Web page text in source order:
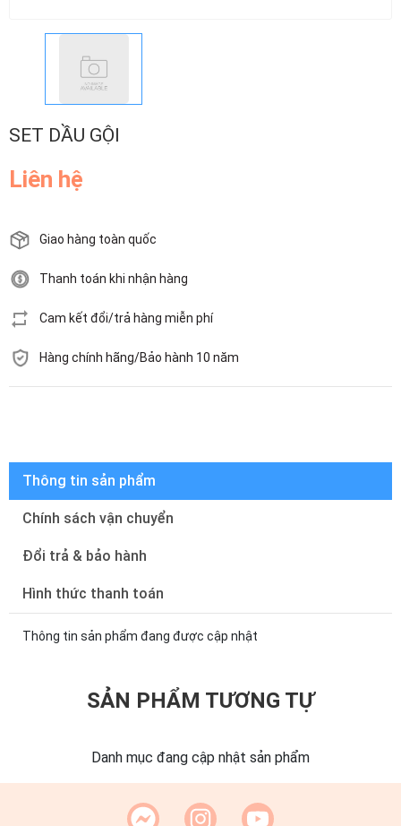
SET DẦU GỘI
Liên hệ
Giao hàng toàn quốc
Thanh toán khi nhận hàng
Cam kết đổi/trả hàng miễn phí
Hàng chính hãng/Bảo hành 10 năm
Thông tin sản phẩm
Chính sách vận chuyển
Đổi trả & bảo hành
Hình thức thanh toán
Thông tin sản phẩm đang được cập nhật
SẢN PHẨM TƯƠNG TỰ
Danh mục đang cập nhật sản phẩm